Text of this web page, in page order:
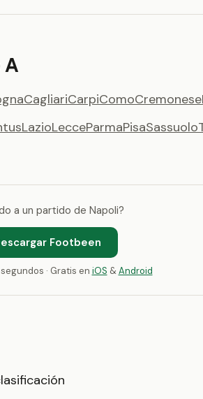
CagliariCarpiComoCremonese
LazioLecceParmaPisaSassuolo
a un partido de Napoli?
Footbeen
· Gratis en iOS &Android